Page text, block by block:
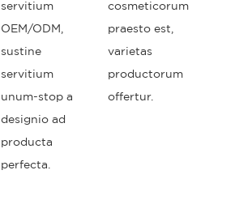
servitium
OEM/ODM,
sustine
servitium
unum-stop a
designio ad
producta
perfecta.
cosmeticorum
praesto est,
varietas
productorum
offertur.